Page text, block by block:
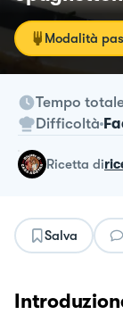
Modalità
Tempo
Difficoltà
ricetta di
Salva